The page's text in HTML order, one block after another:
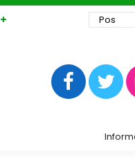
Informasi